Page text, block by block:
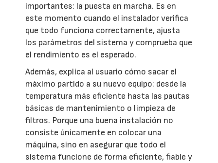
importantes: la puesta en marcha. Es en
este momento cuando el instalador verifica
que todo funciona correctamente, ajusta
los parámetros del sistema y comprueba que
el rendimiento es el esperado.
Además, explica al usuario cómo sacar el
máximo partido a su nuevo equipo: desde la
temperatura más eficiente hasta las pautas
básicas de mantenimiento o limpieza de
filtros. Porque una buena instalación no
consiste únicamente en colocar una
máquina, sino en asegurar que todo el
sistema funcione de forma eficiente, fiable y